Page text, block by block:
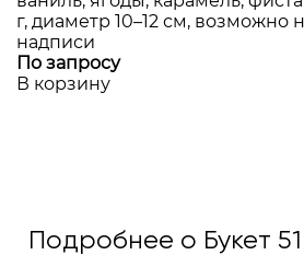
г, диаметр 10–12 см, возможно
надписи
По запросу
В корзину
Подробнее о Букет